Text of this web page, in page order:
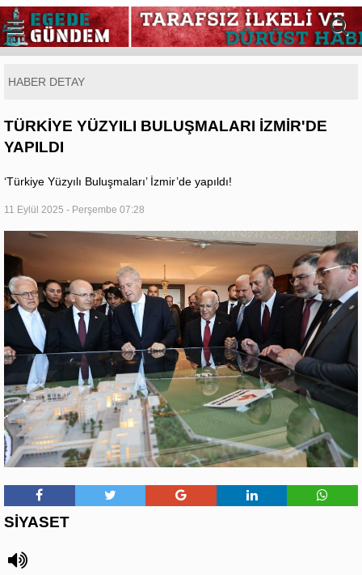
HABER DETAY
TÜRKİYE YÜZYILI BULUŞMALARI İZMİR'DE
YAPILDI
‘Türkiye Yüzyılı Buluşmaları’ İzmir’de yapıldı!
11 Eylül 2025 - Perşembe 07:28
SİYASET